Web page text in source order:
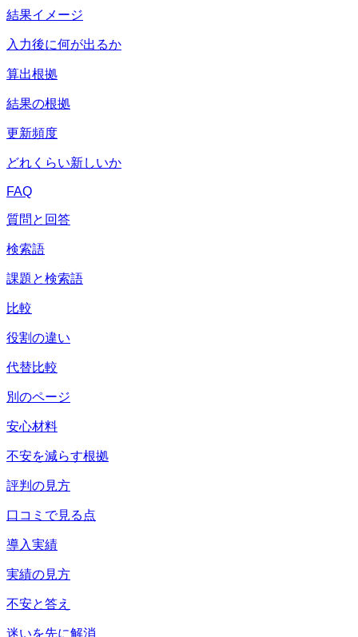
結果イメージ
入力後に何が出るか
算出根拠
結果の根拠
更新頻度
どれくらい新しいか
FAQ
質問と回答
検索語
課題と検索語
比較
役割の違い
代替比較
別のページ
安心材料
不安を減らす根拠
評判の見方
口コミで見る点
導入実績
実績の見方
不安と答え
迷いを先に解消